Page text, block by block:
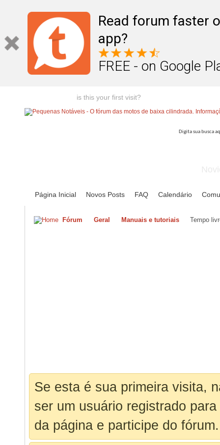
Read forum faster
app?
FREE - on Google
is this your first visit?
Página Inicial Novos Posts FAQ Calendário
Fórum Geral Manuais e tutoriais Tempo
Se esta é sua primeira visita,
ser um usuário registrado
da página e participe do fórum.